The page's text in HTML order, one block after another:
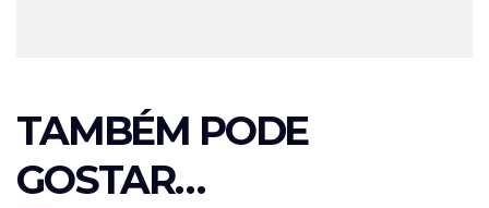
TAMBÉM PODE
GOSTAR…